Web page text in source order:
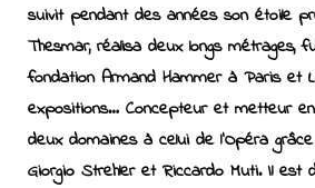
suivit pendant des années son étoile
Thesmar, réalisa deux longs métrages,
fondation Armand Hammer à Paris et
expositions… Concepteur et metteur
deux domaines à celui de l’Opéra
Giorgio Strehler et Riccardo Muti. Il est